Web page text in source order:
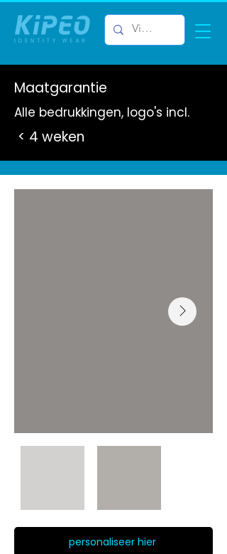
Maatgarantie
Alle bedrukkingen, logo's incl.
< 4 weken
personaliseer hier